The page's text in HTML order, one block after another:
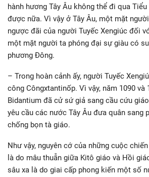
hành hương Tây Âu không thể đi qua
được nữa. Vì vậy ở Tây Âu, một mặt
ngược đãi của người Tuyếc Xengiúc đối
một mặt người ta phóng đại sự giàu có
phương Đông.
– Trong hoàn cảnh ấy, người Tuyếc
công Côngxtantinốp. Vì vậy, năm 1090 và
Bidantium đã cử sứ giả sang cầu cứu
yêu cầu các nước Tây Âu đưa quân sang
chống bọn tà giáo.
Như vậy, nguyên cớ của những cuộc
là do mâu thuẫn giữa Kitô giáo và Hồi
sâu xa là do giai cấp phong kiến một số